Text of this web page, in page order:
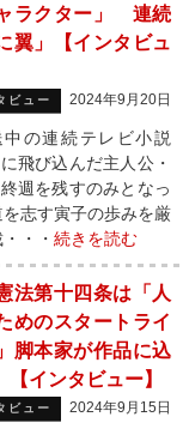
ラクター」 連続
翼」【インタビュ
ビュー 2024年9月20日
の連続テレビ小説
飛び込んだ主人公・
週を残すのみとなっ
志す寅子の歩みを厳
・・ 続きを読む
第十四条は「人
めのスタートライ
脚本家が作品に込
インタビュー】
ビュー 2024年9月15日